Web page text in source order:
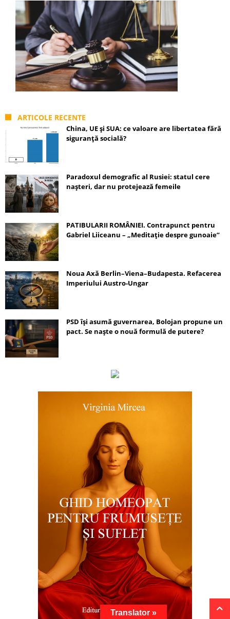
ARTICOLE RECENTE
China, UE și SUA: ce valoare are libertatea fără
siguranță socială?
Paradoxul demografic al Rusiei: statul cere
nașteri, dar nu protejează femeile
PATIBULARII ROMÂNIEI. Contrapunct pentru
Gabriel Liiceanu – „Meditație despre gunoaie”
Noua Axă Berlin–Viena–Budapesta. Refacerea
Imperiului Austro-Ungar
PSD își asumă guvernarea, Bolojan propune un
pact. Se naște o nouă formulă de putere?
Translator »